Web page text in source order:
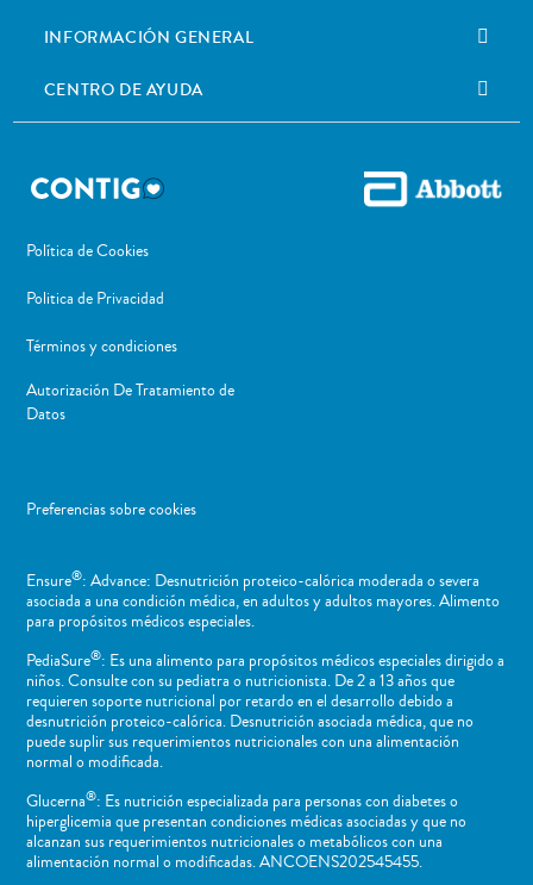
INFORMACIÓN GENERAL
CENTRO DE AYUDA
Política de Cookies
Politica de Privacidad
Términos y condiciones
Autorización De Tratamiento de
Datos
Preferencias sobre cookies
Ensure®: Advance: Desnutrición proteico-calórica moderada o severa
asociada a una condición médica, en adultos y adultos mayores. Alimento
para propósitos médicos especiales.
PediaSure®: Es una alimento para propósitos médicos especiales dirigido a
niños​. Consulte con su pediatra o nutricionista. De 2 a 13 años que
requieren soporte nutricional por retardo en el desarrollo debido a
desnutrición proteico-calórica. Desnutrición asociada médica, que no
puede suplir sus requerimientos nutricionales con una alimentación
normal o ​modificada.
Glucerna®: Es nutrición especializada para personas con diabetes o
hiperglicemia que presentan condiciones médicas asociadas y que no
alcanzan sus requerimientos nutricionales o metabólicos con una
alimentación normal o modificadas. ANCOENS202545455.